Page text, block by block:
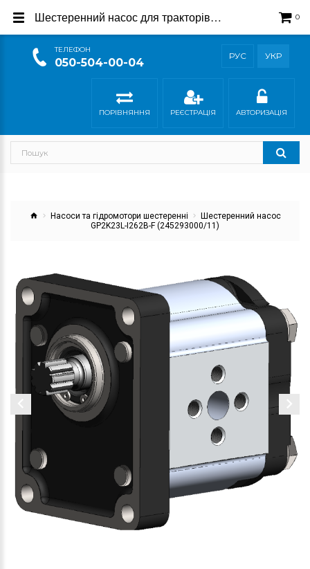
ТEЛЕФОН
050-504-00-04
РУС УКР
0
ПОРІВНЯННЯ РЕЄСТРАЦІЯ АВТОРИЗАЦІЯ
Насоси та гідромотори шестеренні
Шестеренний насос
GP2K23L-I262B-F (245293000/11)
Шестеренний насос для тракторів Same 245293000/11